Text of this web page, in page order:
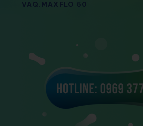
VAQ.MAXFLO 50